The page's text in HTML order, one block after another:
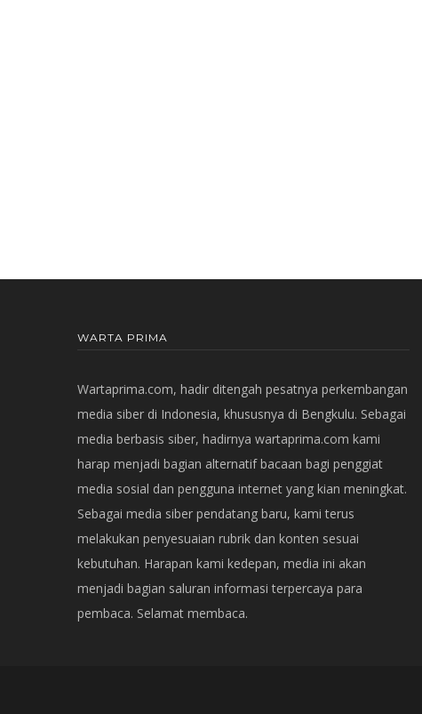
WARTA PRIMA
Wartaprima.com, hadir ditengah pesatnya perkembangan
media siber di Indonesia, khususnya di Bengkulu. Sebagai
media berbasis siber, hadirnya wartaprima.com kami
harap menjadi bagian alternatif bacaan bagi penggiat
media sosial dan pengguna internet yang kian meningkat.
Sebagai media siber pendatang baru, kami terus
melakukan penyesuaian rubrik dan konten sesuai
kebutuhan. Harapan kami kedepan, media ini akan
menjadi bagian saluran informasi terpercaya para
pembaca. Selamat membaca.